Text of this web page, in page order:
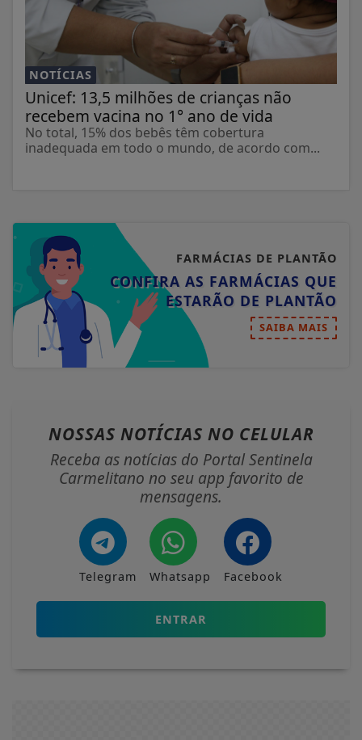
NOTÍCIAS
Unicef: 13,5 milhões de crianças não
recebem vacina no 1° ano de vida
No total, 15% dos bebês têm cobertura
inadequada em todo o mundo, de acordo com...
FARMÁCIAS DE PLANTÃO
CONFIRA AS FARMÁCIAS QUE
ESTARÃO DE PLANTÃO
SAIBA MAIS
NOSSAS NOTÍCIAS NO CELULAR
Receba as notícias do Portal Sentinela
Carmelitano no seu app favorito de
mensagens.
Telegram Whatsapp Facebook
ENTRAR